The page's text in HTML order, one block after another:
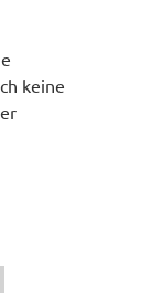
keine